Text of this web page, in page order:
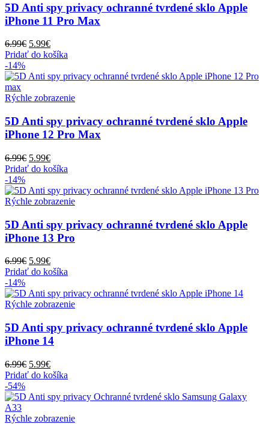
5D Anti spy privacy ochranné tvrdené sklo Apple
iPhone 11 Pro Max
6.99€ Pôvodná
cena
6.99€.
5.99€Aktuálna
cena
5.99€.
Pridať do košíka
-14%
Rýchle zobrazenie
5D Anti spy privacy ochranné tvrdené sklo Apple
iPhone 12 Pro Max
6.99€ Pôvodná
cena
6.99€.
5.99€Aktuálna
cena
5.99€.
Pridať do košíka
-14%
Rýchle zobrazenie
5D Anti spy privacy ochranné tvrdené sklo Apple
iPhone 13 Pro
6.99€ Pôvodná
cena
6.99€.
5.99€Aktuálna
cena
5.99€.
Pridať do košíka
-14%
Rýchle zobrazenie
5D Anti spy privacy ochranné tvrdené sklo Apple
iPhone 14
6.99€ Pôvodná
cena
6.99€.
5.99€Aktuálna
cena
5.99€.
Pridať do košíka
-54%
Rýchle zobrazenie